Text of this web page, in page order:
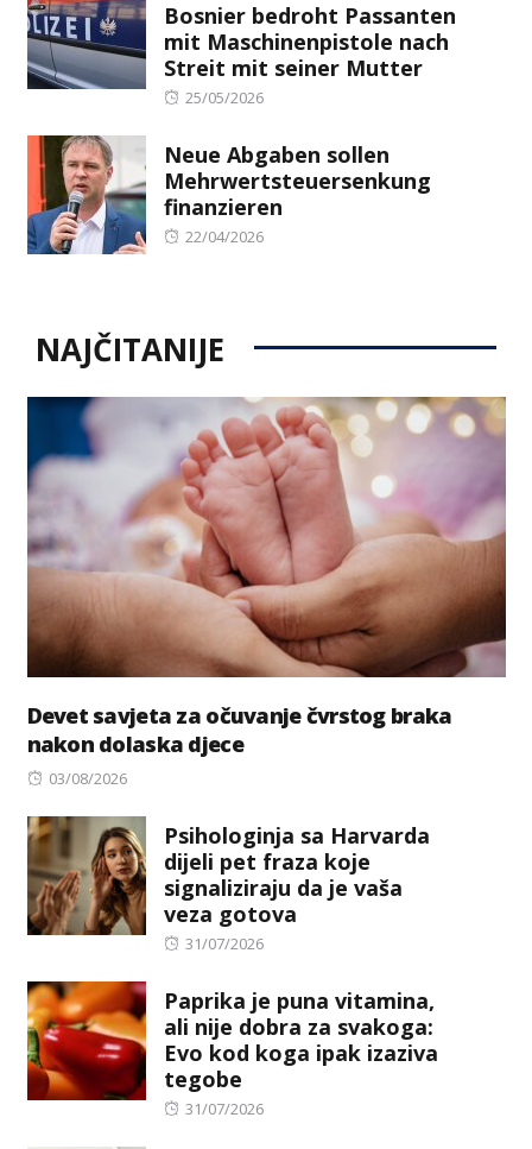
Bosnier bedroht Passanten
mit Maschinenpistole nach
Streit mit seiner Mutter
Posted
25/05/2026
Neue Abgaben sollen
Mehrwertsteuersenkung
finanzieren
Posted
22/04/2026
NAJČITANIJE
Devet savjeta za očuvanje čvrstog braka
nakon dolaska djece
Posted
03/08/2026
Psihologinja sa Harvarda
dijeli pet fraza koje
signaliziraju da je vaša
veza gotova
Posted
31/07/2026
Paprika je puna vitamina,
ali nije dobra za svakoga:
Evo kod koga ipak izaziva
tegobe
Posted
31/07/2026